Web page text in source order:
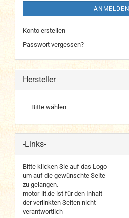
ANMELDEN
Konto erstellen
Passwort vergessen?
Hersteller
-Links-
Bitte klicken Sie auf das Logo
um auf die gewünschte Seite
zu gelangen.
motor-lit.de ist für den Inhalt
der verlinkten Seiten nicht
verantwortlich